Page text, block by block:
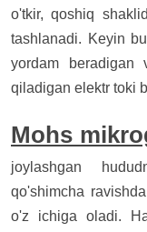
o'tkir, qoshiq
tashlanadi. Keyin
yordam beradigan
qiladigan elektr toki
Mohs
joylashgan
qo'shimcha
o'z ichiga oladi.